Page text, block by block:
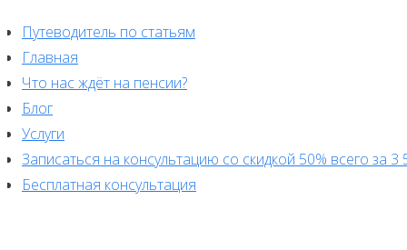
Путеводитель по статьям
Главная
Что нас ждёт на пенсии?
Блог
Услуги
Записаться на консультацию со скидкой 50% всего за 3
Бесплатная консультация